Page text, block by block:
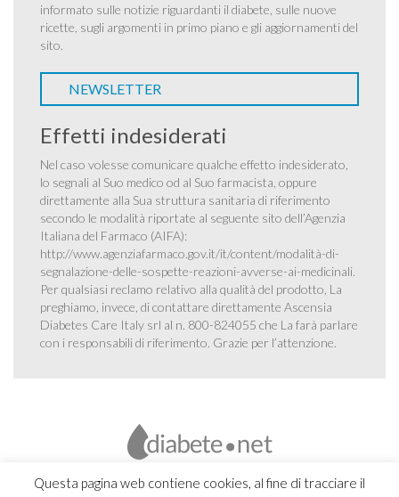
Questa pagina web contiene cookies, al fine di tracciare il
informato sulle notizie riguardanti il diabete, sulle nuove
ricette, sugli argomenti in primo piano e gli aggiornamenti del
sito.
NEWSLETTER
Effetti indesiderati
Nel caso volesse comunicare qualche effetto indesiderato,
lo segnali al Suo medico od al Suo farmacista, oppure
direttamente alla Sua struttura sanitaria di riferimento
secondo le modalità riportate al seguente sito dell’Agenzia
Italiana del Farmaco (AIFA):
http://www.agenziafarmaco.gov.it/it/content/modalità-di-
segnalazione-delle-sospette-reazioni-avverse-ai-medicinali.
Per qualsiasi reclamo relativo alla qualità del prodotto, La
preghiamo, invece, di contattare direttamente Ascensia
Diabetes Care Italy srl al n. 800-824055 che La farà parlare
con i responsabili di riferimento. Grazie per l’attenzione.